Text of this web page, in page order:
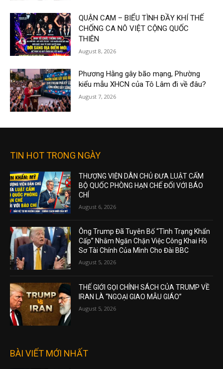
QUẬN CAM – BIỂU TÌNH ĐẦY KHÍ THẾ
CHỐNG CA NÔ VIỆT CỘNG QUỐC
THIÊN
August 8, 2026
Phương Hằng gây bão mạng, Phường
kiểu mẫu XHCN của Tô Lâm đi về đâu?
August 7, 2026
TIN HOT TRONG NGÀY
THƯỢNG VIỆN DÂN CHỦ ĐƯA LUẬT CẤM
BỘ QUỐC PHÒNG HẠN CHẾ ĐỐI VỚI BÁO
CHÍ
August 6, 2026
Ông Trump Đã Tuyên Bố “Tình Trạng Khẩn
Cấp” Nhằm Ngăn Chặn Việc Công Khai Hồ
Sơ Tài Chính Của Mình Cho Đài BBC
August 5, 2026
THẾ GIỚI GỌI CHÍNH SÁCH CỦA TRUMP VỀ
IRAN LÀ “NGOẠI GIAO MẪU GIÁO”
August 5, 2026
BÀI VIẾT MỚI NHẤT